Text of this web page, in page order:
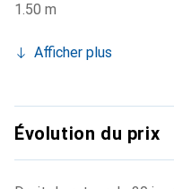
1.50 m
Afficher plus
Évolution du prix